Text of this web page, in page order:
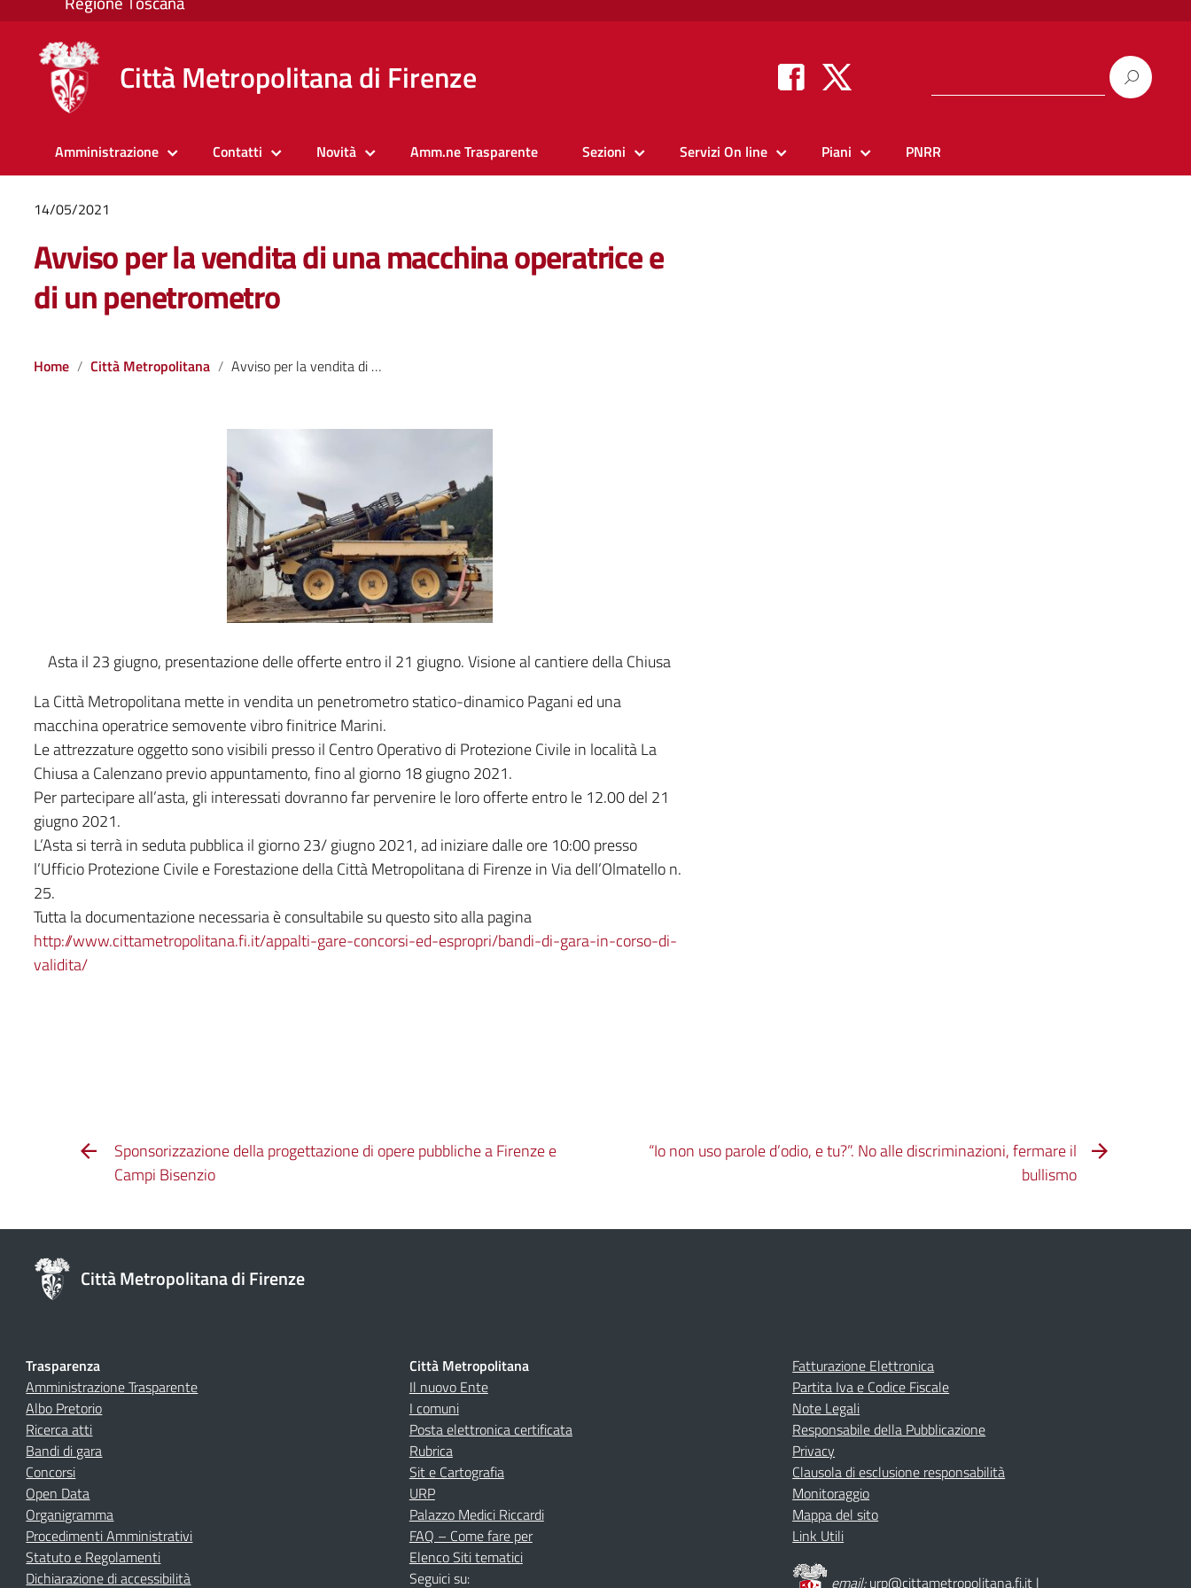
Città Metropolitana di Firenze
Amministrazione Contatti Novità Amm.ne Trasparente Sezioni Servizi On line Piani PNRR
14/05/2021
Avviso per la vendita di una macchina operatrice e
di un penetrometro
Home Città Metropolitana Avviso per la vendita di una macchina operatrice e di un penetrometro
Asta il 23 giugno, presentazione delle offerte entro il 21 giugno. Visione al cantiere della Chiusa
La Città Metropolitana mette in vendita un penetrometro statico-dinamico Pagani ed una
macchina operatrice semovente vibro finitrice Marini.
Le attrezzature oggetto sono visibili presso il Centro Operativo di Protezione Civile in località La
Chiusa a Calenzano previo appuntamento, fino al giorno 18 giugno 2021.
Per partecipare all’asta, gli interessati dovranno far pervenire le loro offerte entro le 12.00 del 21
giugno 2021.
L’Asta si terrà in seduta pubblica il giorno 23/ giugno 2021, ad iniziare dalle ore 10:00 presso
l’Ufficio Protezione Civile e Forestazione della Città Metropolitana di Firenze in Via dell’Olmatello n.
25.
Tutta la documentazione necessaria è consultabile su questo sito alla pagina
http://www.cittametropolitana.fi.it/appalti-gare-concorsi-ed-espropri/bandi-di-gara-in-corso-di-
validita/
Sponsorizzazione della progettazione di opere pubbliche a Firenze e
Campi Bisenzio
“Io non uso parole d’odio, e tu?”. No alle discriminazioni, fermare il
bullismo
Città Metropolitana di Firenze
Trasparenza
Amministrazione Trasparente
Albo Pretorio
Ricerca atti
Bandi di gara
Concorsi
Open Data
Organigramma
Procedimenti Amministrativi
Statuto e Regolamenti
Dichiarazione di accessibilità
Città Metropolitana
Il nuovo Ente
I comuni
Posta elettronica certificata
Rubrica
Sit e Cartografia
URP
Palazzo Medici Riccardi
FAQ – Come fare per
Elenco Siti tematici
Seguici su:
Fatturazione Elettronica
Partita Iva e Codice Fiscale
Note Legali
Responsabile della Pubblicazione
Privacy
Clausola di esclusione responsabilità
Monitoraggio
Mappa del sito
Link Utili
email:urp@cittametropolitana.fi.it |